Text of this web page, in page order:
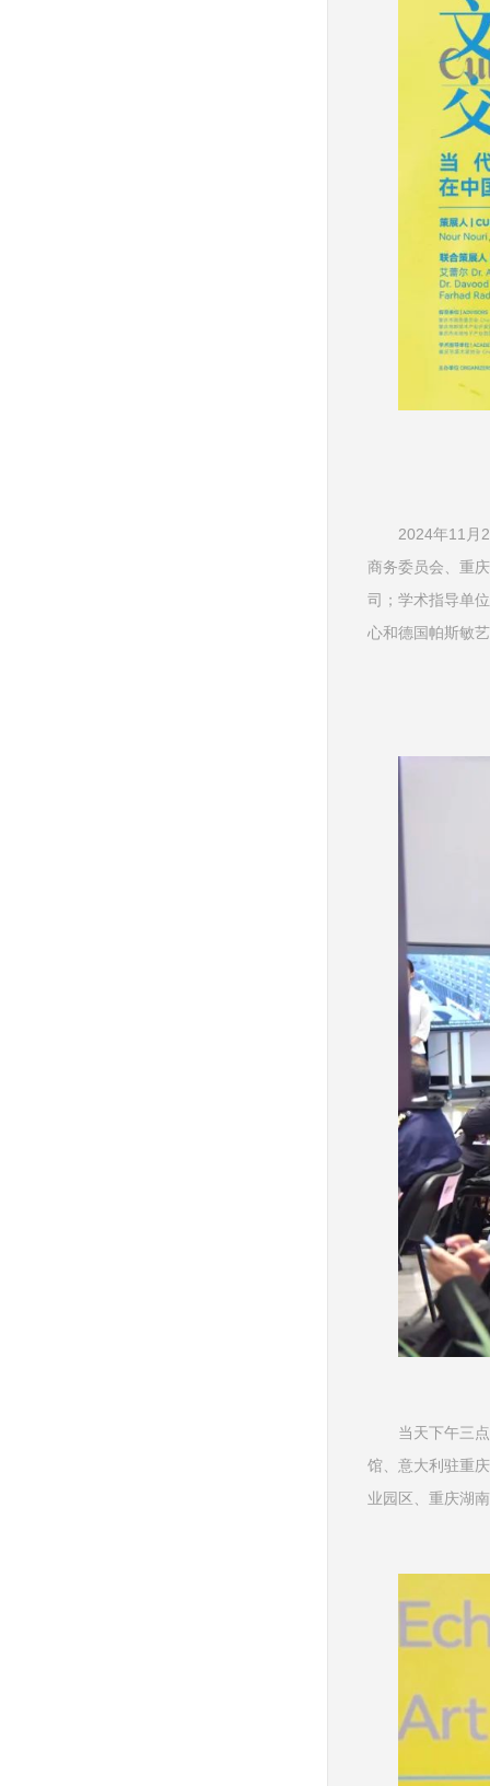
2024年11月
商务委员会、重
司；学术指导单
心和德国帕斯敏
当天下午三
馆、意大利驻重
业园区、重庆湖